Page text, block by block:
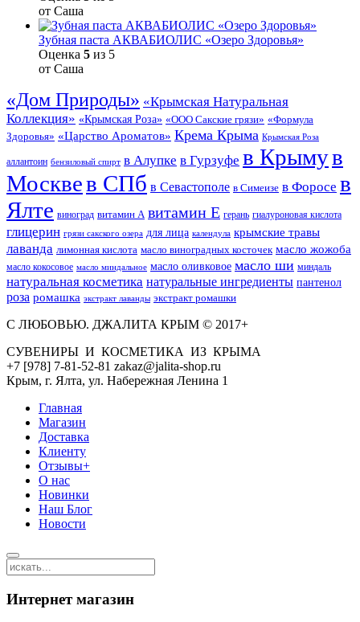
от Саша
Зубная паста АКВАБИОЛИС «Озеро Здоровья»
Оценка 5 из 5
от Саша
«Дом Природы» «Крымская Натуральная
Коллекция» «Крымская Роза» «ООО Сакские грязи» «Формула
Здоровья» «Царство Ароматов» Крема Крыма Крымская Роза
аллантоин бензиловый спирт в Алупке в Гурзуфе в Крымув
Москвев СПб в Севастополе в Симеизе в Форосе в
Ялте виноград витамин А витамин Е герань гиалуроновая кислота
глицерин грязи сакского озера для лица календула крымские травы
лаванда лимонная кислота масло виноградных косточек масло жожоба
масло кокосовое масло миндальное масло оливковое масло ши миндаль
натуральная косметика натуральные ингредиенты пантенол
роза ромашка экстракт лаванды экстракт ромашки
С ЛЮБОВЬЮ. ДЖАЛИТА КРЫМ © 2017+
СУВЕНИРЫ И КОСМЕТИКА ИЗ КРЫМА
+7 [978] 7-81-52-81 zakaz@jalita-shop.ru
Крым, г. Ялта, ул. Набережная Ленина 1
Главная
Магазин
Доставка
Клиенту
Отзывы+
О нас
Новинки
Наш Блог
Новости
Интернет магазин